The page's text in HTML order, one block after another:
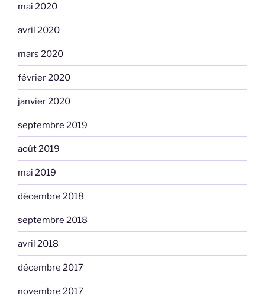
mai 2020
avril 2020
mars 2020
février 2020
janvier 2020
septembre 2019
août 2019
mai 2019
décembre 2018
septembre 2018
avril 2018
décembre 2017
novembre 2017